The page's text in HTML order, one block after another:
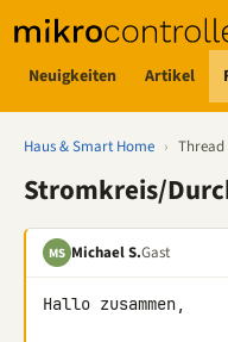
Neuigkeiten Artikel
Haus & Smart Home › Thread
Stromkreis/
MS Michael S.Gast
Hallo zusammen,